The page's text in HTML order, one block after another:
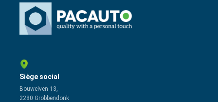
Siège social
Bouwelven 13,
2280 Grobbendonk